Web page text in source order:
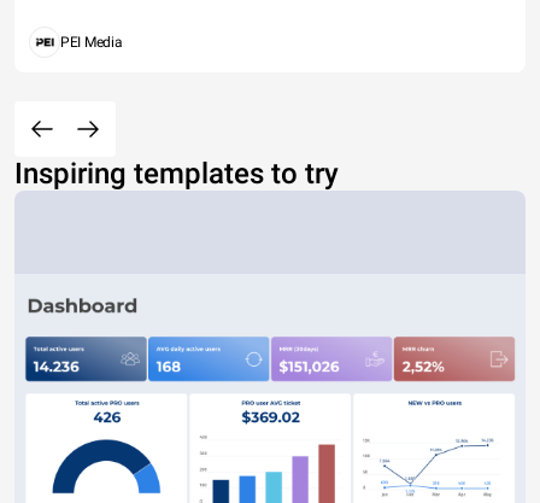
PEI Media
Inspiring templates to try